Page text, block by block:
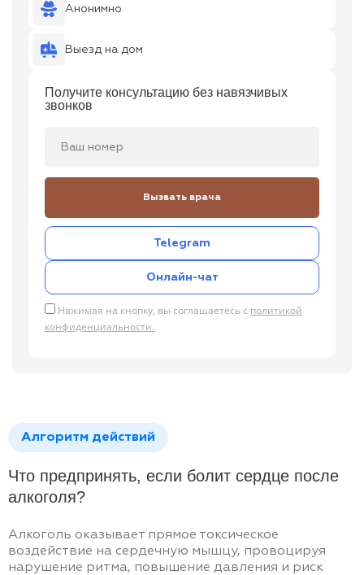
Анонимно
Выезд на дом
Получите консультацию без навязчивых
звонков
Вызвать врача
Telegram
Онлайн-чат
Нажимая на кнопку, вы соглашаетесь с политикой
конфиденциальности.
Алгоритм действий
Что предпринять, если болит сердце после
алкоголя?
Алкоголь оказывает прямое токсическое
воздействие на сердечную мышцу, провоцируя
нарушение ритма, повышение давления и риск